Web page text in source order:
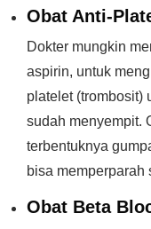
Obat Anti-
Dokter mungkin
aspirin, untuk
platelet (trombosit)
sudah menyempit.
terbentuknya
bisa memperparah
Obat Beta